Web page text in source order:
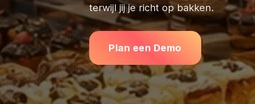
terwijl jij je richt op bakken.
Plan een Demo